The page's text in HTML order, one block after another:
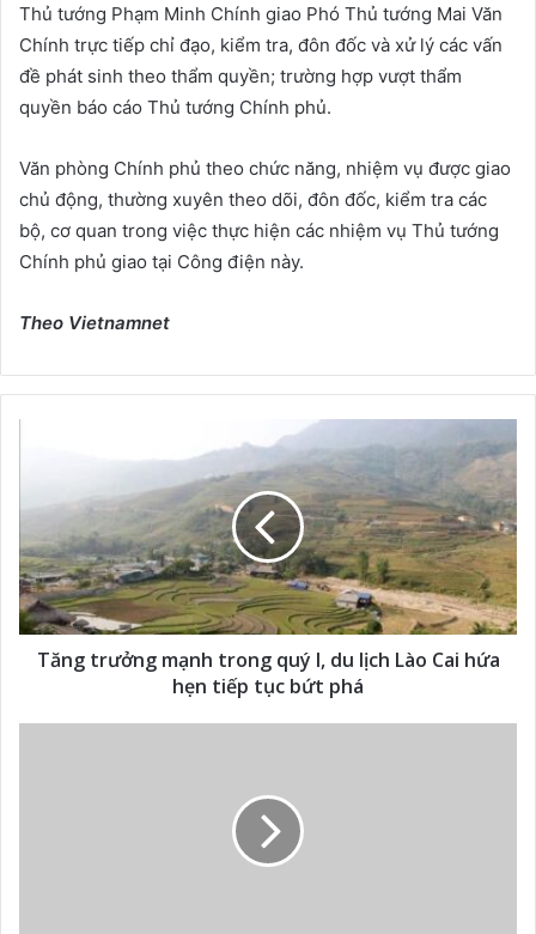
Thủ tướng Phạm Minh Chính giao Phó Thủ tướng Mai Văn
Chính trực tiếp chỉ đạo, kiểm tra, đôn đốc và xử lý các vấn
đề phát sinh theo thẩm quyền; trường hợp vượt thẩm
quyền báo cáo Thủ tướng Chính phủ.
Văn phòng Chính phủ theo chức năng, nhiệm vụ được giao
chủ động, thường xuyên theo dõi, đôn đốc, kiểm tra các
bộ, cơ quan trong việc thực hiện các nhiệm vụ Thủ tướng
Chính phủ giao tại Công điện này.
Theo Vietnamnet
Tăng trưởng mạnh trong quý I, du lịch Lào Cai hứa
hẹn tiếp tục bứt phá